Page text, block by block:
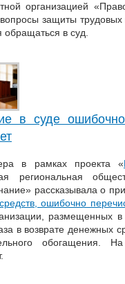
организацией
защиты
обращаться в суд.
в суде
в рамках проекта «
региональная
рассказывала о
ошибочно
размещенных
в возврате денежных
обогащения.